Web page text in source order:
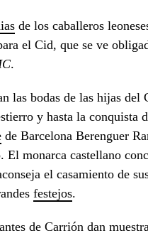
de los caballeros
el Cid, que se ve
.
las bodas de las hijas del
y hasta la
de Barcelona Berenguer
monarca castellano
el casamiento de
festejos.
de Carrión dan